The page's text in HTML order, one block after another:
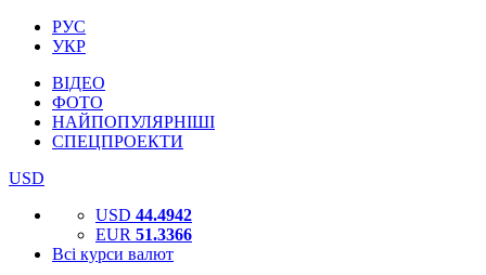
РУС
УКР
ВІДЕО
ФОТО
НАЙПОПУЛЯРНІШІ
СПЕЦПРОЕКТИ
USD
USD 44.4942
EUR 51.3366
Всі курси валют